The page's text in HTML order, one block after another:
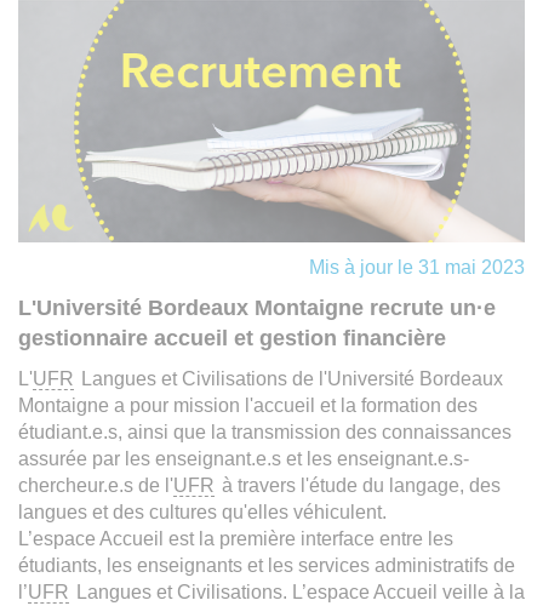
Mis à jour le 31 mai 2023
L'Université Bordeaux Montaigne recrute un·e
gestionnaire accueil et gestion financière
L'UFR
Langues et Civilisations de l'Université Bordeaux
Montaigne a pour mission l'accueil et la formation des
étudiant.e.s, ainsi que la transmission des connaissances
assurée par les enseignant.e.s et les enseignant.e.s-
chercheur.e.s de l'UFR à travers l'étude du langage, des
langues et des cultures qu'elles véhiculent.
L’espace Accueil est la première interface entre les
étudiants, les enseignants et les services administratifs de
l’UFR
Langues et Civilisations. L’espace Accueil veille à la